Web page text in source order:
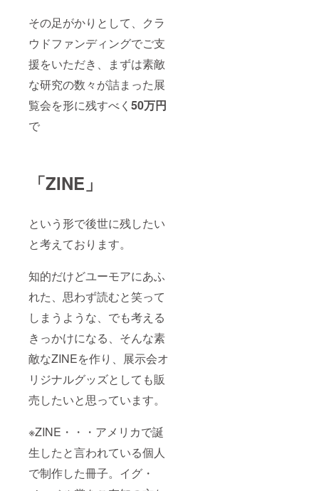
その足がかりとして、クラ
ウドファンディングでご支
援をいただき、まずは素敵
な研究の数々が詰まった展
覧会を形に残すべく 50万円
で
「ZINE」
という形で後世に残したい
と考えております。
知的だけどユーモアにあふ
れた、思わず読むと笑って
しまうような、でも考える
きっかけになる、そんな素
敵なZINEを作り、展示会オ
リジナルグッズとしても販
売したいと思っています。
※ZINE・・・アメリカで誕
生したと言われている個人
で制作した冊子。イグ・